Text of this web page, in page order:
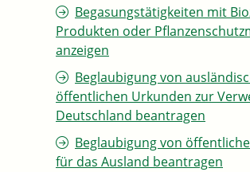
Begasungstätigkeiten mit
Produkten oder
anzeigen
Beglaubigung von
öffentlichen Urkunden zur
Deutschland beantragen
Beglaubigung von
für das Ausland beantragen